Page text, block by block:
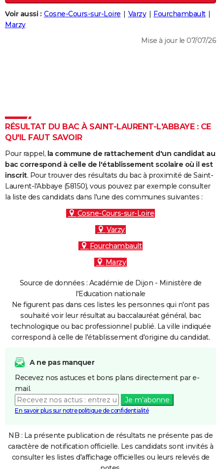
Destinations
City break
Voyage nature
Voyage de noces
Forum
Climat
+
PHOTO
COPAINS D'AVANT
S'inscrire
Se connecter
Lycées
Collèges
Primaires
Universités
Entreprises
Service militaire
Avis de recherche
AVIS DE DÉCÈS
FORUM
Bricolage
Lifestyle
Culture
Sport
Auto
Television
Voyage
Cinema
Voir aussi : Cosne-Cours-sur-Loire Varzy
Fourchambault
Marzy
Mise à jour le 07/07/26
RÉSULTAT DU BAC À SAINT-LAURENT-L'ABBAYE : CE
QU'IL FAUT SAVOIR
Pour rappel, la commune de rattachement d'un candidat au
bac correspond à celle de l'établissement scolaire où il est
inscrit. Pour trouver des résultats du bac à proximité de Saint-
Laurent-l'Abbaye (58150), vous pouvez par exemple consulter
la liste des candidats dans l'une des communes suivantes :
Cosne-Cours-sur-Loire
Varzy
Fourchambault
Marzy
Source de données : Académie de Dijon - Ministère de
l'Education nationale
Ne figurent pas dans ces listes les personnes qui n'ont pas
souhaité voir leur résultat au baccalauréat général, bac
technologique ou bac professionnel publié. La ville indiquée
correspond à celle de l'établissement d'origine du candidat.
A ne pas manquer
Recevez nos astuces et bons plans directement par e-
mail.
Je m'abonne
En savoir plus sur notre politique de confidentialité
NB : La présente publication de résultats ne présente pas de
caractère de notification officielle. Les candidats sont invités à
consulter les listes d'affichage officielles ou leurs relevés de